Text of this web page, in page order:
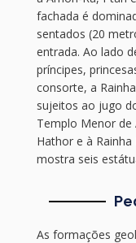
fachada é
sentados (20
entrada. Ao lado
príncipes,
consorte, a
sujeitos ao jugo
Templo Menor de
Hathor e à
mostra seis
As formações